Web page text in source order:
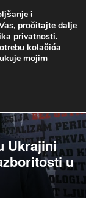
Ukrajini
u
i
pročitajte dalje
privatnosti.
kolačića
mojim